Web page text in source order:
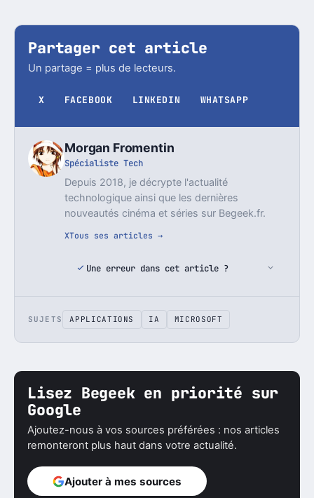
Partager cet article
Un partage = plus de lecteurs.
X FACEBOOK LINKEDIN WHATSAPP
Morgan Fromentin
Spécialiste Tech
Depuis 2018, je décrypte l'actualité
technologique ainsi que les dernières
nouveautés cinéma et séries sur Begeek.fr.
XTous ses articles →
Une erreur dans cet article ?
SUJETS APPLICATIONS IA MICROSOFT
Lisez Begeek en priorité sur
Google
Ajoutez-nous à vos sources préférées : nos articles
remonteront plus haut dans votre actualité.
Ajouter à mes sources